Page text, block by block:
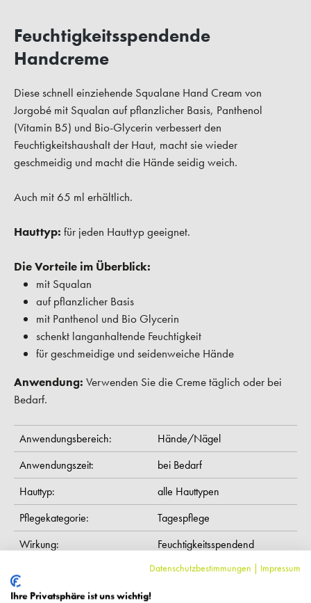
Feuchtigkeitsspendende
Handcreme
Diese schnell einziehende Squalane Hand Cream von
Jorgobé mit Squalan auf pflanzlicher Basis, Panthenol
(Vitamin B5) und Bio-Glycerin verbessert den
Feuchtigkeitshaushalt der Haut, macht sie wieder
geschmeidig und macht die Hände seidig weich.
Auch mit 65 ml erhältlich.
Hauttyp: für jeden Hauttyp geeignet.
Die Vorteile im Überblick:
mit Squalan
auf pflanzlicher Basis
mit Panthenol und Bio Glycerin
schenkt langanhaltende Feuchtigkeit
für geschmeidige und seidenweiche Hände
Anwendung: Verwenden Sie die Creme täglich oder bei
Bedarf.
Anwendungsbereich:
Hände/Nägel
Anwendungszeit:
bei Bedarf
Hauttyp:
alle Hauttypen
Pflegekategorie:
Tagespflege
Wirkung:
Feuchtigkeitsspendend
Inhaltsstoffe:
Methylglucose Distearate, Glycerin, Panthenol, Glyceryl
Datenschutzbestimmungen | Impressum
Ihre Privatsphäre ist uns wichtig!